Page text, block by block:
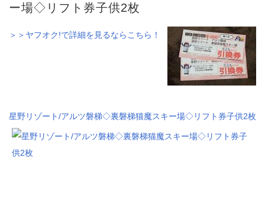
ー場◇リフト券子供2枚
＞＞ヤフオク!で詳細を見るならこちら！
星野リゾート/アルツ磐梯◇裏磐梯猫魔スキー場◇リフト券子供2枚